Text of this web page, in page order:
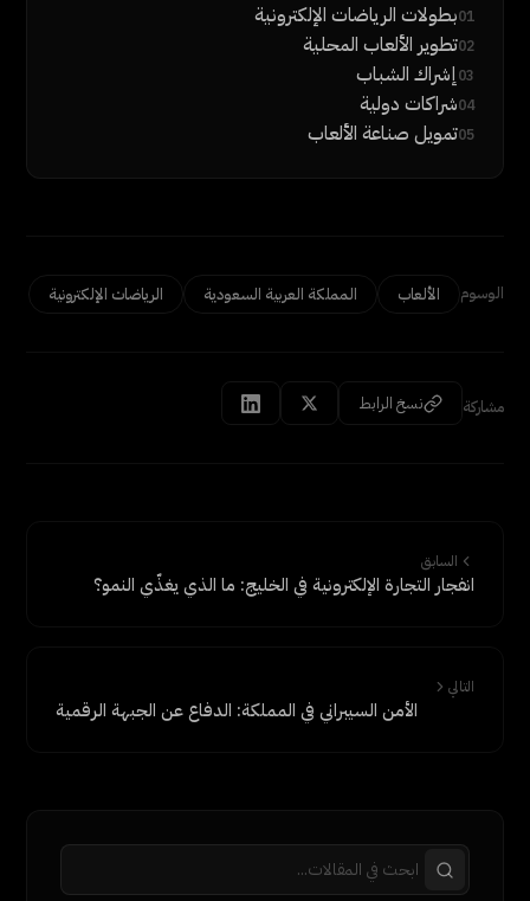
01بطولات الرياضات الإلكترونية
02تطوير الألعاب المحلية
03إشراك الشباب
04شراكات دولية
05تمويل صناعة الألعاب
الوسوم الألعاب المملكة العربية السعودية الرياضات الإلكترونية
مشاركة نسخ الرابط
السابق
انفجار التجارة الإلكترونية في الخليج: ما الذي يغذّي النمو؟
التالي
الأمن السيبراني في المملكة: الدفاع عن الجبهة الرقمية